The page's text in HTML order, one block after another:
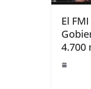
El
4.700